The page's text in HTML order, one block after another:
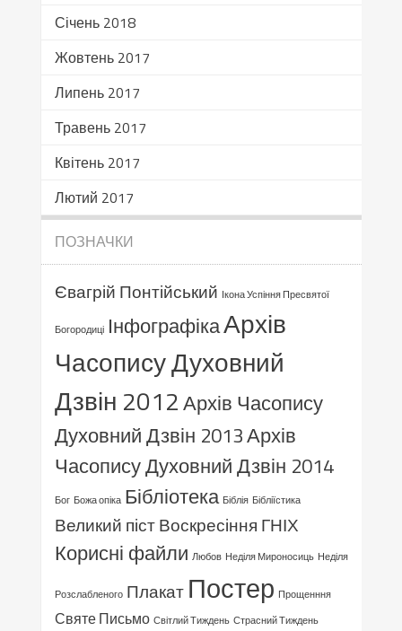
Січень 2018
Жовтень 2017
Липень 2017
Травень 2017
Квітень 2017
Лютий 2017
ПОЗНАЧКИ
Євагрій Понтійський Ікона Успіння Пресвятої
Богородиці ІнфографікаАрхів
Часопису Духовний
Дзвін 2012Архів Часопису
Духовний Дзвін 2013Архів
Часопису Духовний Дзвін 2014
Бог Божа опіка Бібліотека Біблія Бібліїстика
Великий пістВоскресіння ГНІХ
Корисні файли Любов Неділя Мироносиць Неділя
Розслабленого Плакат Постер Прощенння
Святе Письмо Світлий Тиждень Страсний Тиждень